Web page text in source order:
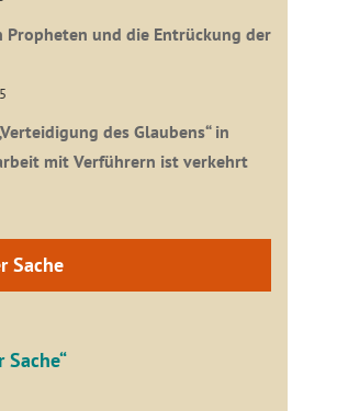
Propheten und die Entrückung der
des Glaubens“ in
mit Verführern ist verkehrt
Sache
Sache“